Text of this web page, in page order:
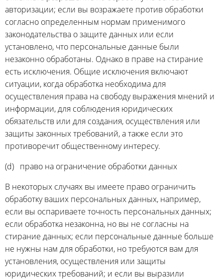
авторизации; если вы возражаете против обработки
согласно определенным нормам применимого
законодательства о защите данных или если
установлено, что персональные данные были
незаконно обработаны. Однако в праве на стирание
есть исключения. Общие исключения включают
ситуации, когда обработка необходима для
осуществления права на свободу выражения мнений и
информации, для соблюдения юридических
обязательств или для создания, осуществления или
защиты законных требований, а также если это
противоречит общественному интересу.
(d) право на ограничение обработки данных
В некоторых случаях вы имеете право ограничить
обработку ваших персональных данных, например,
если вы оспариваете точность персональных данных;
если обработка незаконна, но вы не согласны на
стирание данных; если персональные данные больше
не нужны нам для обработки, но требуются вам для
установления, осуществления или защиты
юридических требований; и если вы выразили